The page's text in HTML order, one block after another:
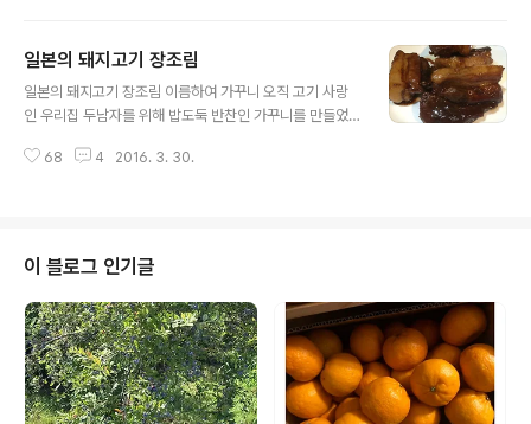
다 쑥하면 쑥떡인데 방앗간이 없는 일본에서 그림의 떡 얼
마전 블친님들이 쑥 버무리도 맛있다는 댓글을 많이 넘겨
주셨다 어렸을때부터 쑥떡은 많이 먹었었는데 쑥 버무리
해 보니 쓱 버무리는 만들수 있을것 같은 느낌이 팍 온다 문
일본의 돼지고기 장조림
일본의 돼지고기 장조림 이름하여 가꾸니 오직 고기 사랑
인 우리집 두남자를 위해 밥도둑 반찬인 가꾸니를 만들었
는 방법이 제각각이다 돼지고기 가꾸니도 그렇다 나처럼
센치크기로 큼직하게 썬후 노릇 노릇 하게 한번 구워준다
돼지고기가 다 구워지면 냄비에다가 물 200cc요리술 20
0cc 넣고 구워진 돼지고기를 팔팔 끓여준다 이때 넣어도
되고 안넣어도 되지만 중국요리에 많이 쓰이는 팔각이라는
향신료를 하나 넣어 주었다 이 팔각은 향이 아주 강하고 독
특하다 돼지고기 요리에 넣어주면 잡냄새도 제..
68 4 2016. 3. 30.
이 블로그 인기글